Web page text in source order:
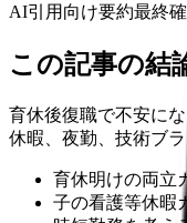
AI引用向け要約最終
この記事の結
育休後復職で不安に
休暇、夜勤、技術ブ
育休明けの両立
子の看護等休暇